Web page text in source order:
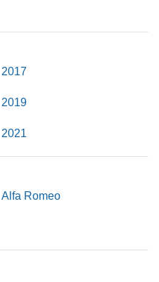
2017
2019
2021
Alfa Romeo